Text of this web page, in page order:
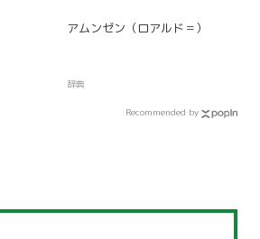
アムンゼン（ロアルド＝）
辞典
Recommended by